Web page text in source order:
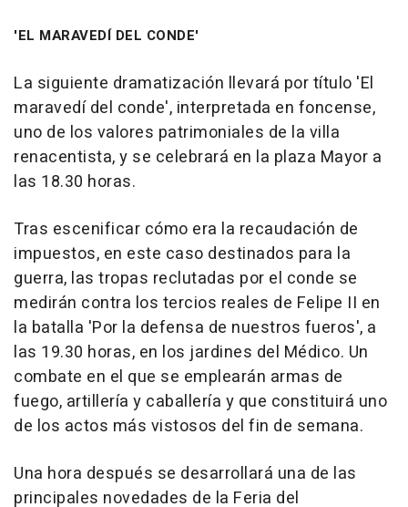
'EL MARAVEDÍ DEL CONDE'
La siguiente dramatización llevará por título 'El
maravedí del conde', interpretada en foncense,
uno de los valores patrimoniales de la villa
renacentista, y se celebrará en la plaza Mayor a
las 18.30 horas.
Tras escenificar cómo era la recaudación de
impuestos, en este caso destinados para la
guerra, las tropas reclutadas por el conde se
medirán contra los tercios reales de Felipe II en
la batalla 'Por la defensa de nuestros fueros', a
las 19.30 horas, en los jardines del Médico. Un
combate en el que se emplearán armas de
fuego, artillería y caballería y que constituirá uno
de los actos más vistosos del fin de semana.
Una hora después se desarrollará una de las
principales novedades de la Feria del